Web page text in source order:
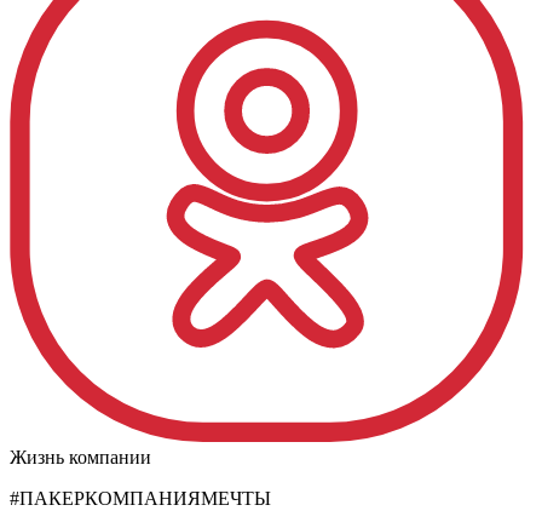
Жизнь компании
#ПАКЕРКОМПАНИЯМЕЧТЫ